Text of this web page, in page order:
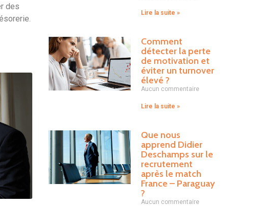
des
Lire la suite »
Comment
détecter la perte
de motivation et
éviter un turnover
élevé ?
Aucun commentaire
Lire la suite »
Que nous
apprend Didier
Deschamps sur le
recrutement
après le match
France – Paraguay
?
Aucun commentaire